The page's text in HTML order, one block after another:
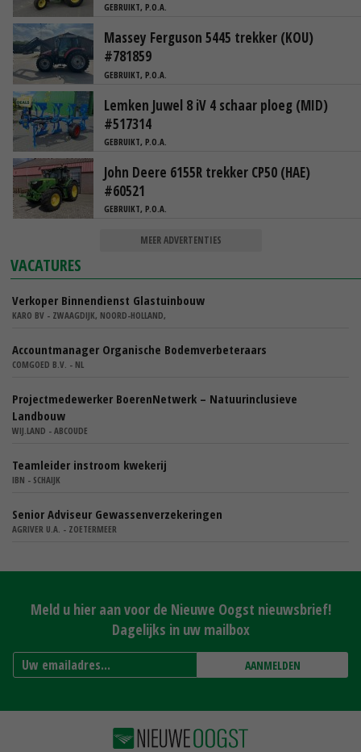
GEBRUIKT, P.O.A.
Massey Ferguson 5445 trekker (KOU)
#781859
GEBRUIKT, P.O.A.
Lemken Juwel 8 iV 4 schaar ploeg (MID)
#517314
GEBRUIKT, P.O.A.
John Deere 6155R trekker CP50 (HAE)
#60521
GEBRUIKT, P.O.A.
MEER ADVERTENTIES
VACATURES
Verkoper Binnendienst Glastuinbouw
KARO BV - ZWAAGDIJK, NOORD-HOLLAND,
Accountmanager Organische Bodemverbeteraars
COMGOED B.V. - NL
Projectmedewerker BoerenNetwerk – Natuurinclusieve
Landbouw
WIJ.LAND - ABCOUDE
Teamleider instroom kwekerij
IBN - SCHAIJK
Senior Adviseur Gewassenverzekeringen
AGRIVER U.A. - ZOETERMEER
Meld u hier aan voor de Nieuwe Oogst nieuwsbrief!
Dagelijks in uw mailbox
AANMELDEN